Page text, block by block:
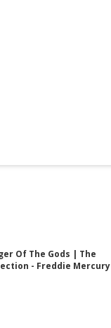
Of The Gods | The
- Freddie Mercury